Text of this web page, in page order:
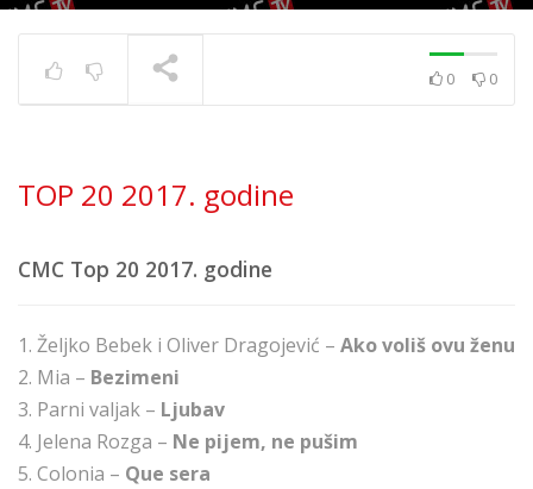
0 0
TOP 20 2017. godine
CMC Top 20 2017. godine
1. Željko Bebek i Oliver Dragojević – Ako voliš ovu ženu
2. Mia – Bezimeni
3. Parni valjak – Ljubav
4. Jelena Rozga – Ne pijem, ne pušim
5. Colonia – Que sera